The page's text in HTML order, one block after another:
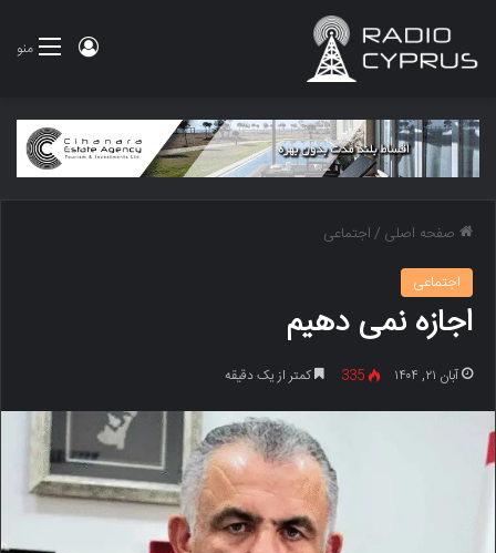
منو ورود
صفحه اصلی /اجتماعی
اجتماعی
اجازه نمی دهیم
آبان ۲۱, ۱۴۰۴ 335 کمتر از یک دقیقه